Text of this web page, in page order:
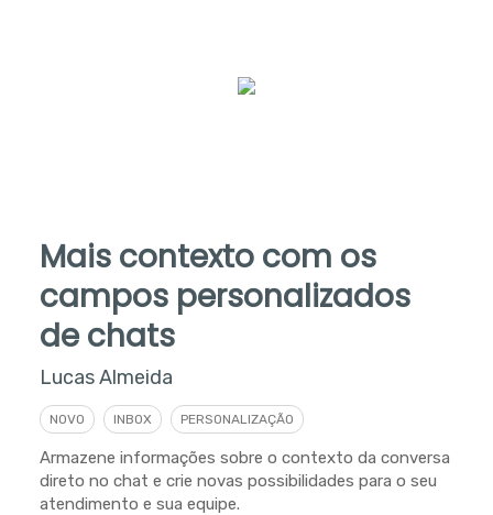
Mais contexto com os
campos personalizados
de chats
Lucas Almeida
NOVO INBOX PERSONALIZAÇÃO
Armazene informações sobre o contexto da conversa
direto no chat e crie novas possibilidades para o seu
atendimento e sua equipe.